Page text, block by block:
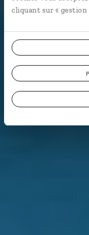
cliquant sur « gestion
(185 avis sur
VOIR NOS 12